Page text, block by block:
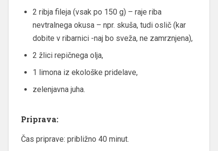
2 ribja fileja (vsak po 150 g) – raje riba
nevtralnega okusa – npr. skuša, tudi oslič (kar
dobite v ribarnici -naj bo sveža, ne zamrznjena),
2 žlici repičnega olja,
1 limona iz ekološke pridelave,
zelenjavna juha.
Priprava:
Čas priprave: približno 40 minut.